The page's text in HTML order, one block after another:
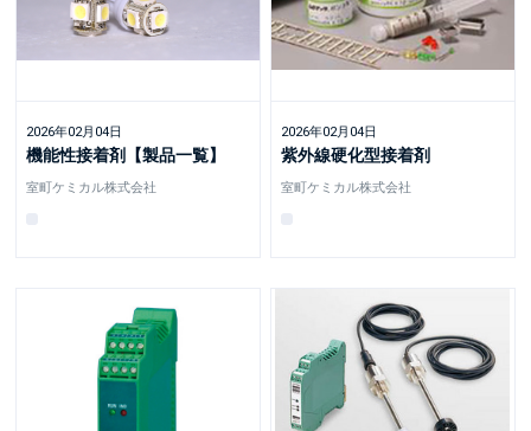
2026年02月04日
機能性接着剤【製品一覧】
室町ケミカル株式会社
2026年02月04日
紫外線硬化型接着剤
室町ケミカル株式会社